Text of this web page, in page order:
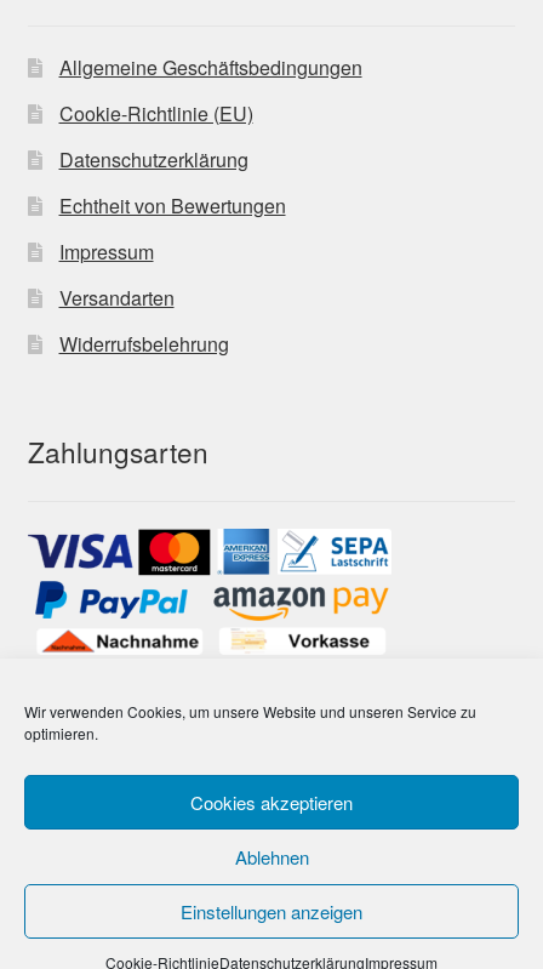
Wir verwenden Cookies, um unsere Website und unseren Service zu
optimieren.
Cookies akzeptieren
Ablehnen
Einstellungen anzeigen
Cookie-RichtlinieDatenschutzerklärungImpressum
Allgemeine Geschäftsbedingungen
Cookie-Richtlinie (EU)
Datenschutzerklärung
Echtheit von Bewertungen
Impressum
Versandarten
Widerrufsbelehrung
Zahlungsarten
© ExoSnacks - wir haben Insekten zum essen gern 2026
Datenschutzerklärung Erstellt mit Storefront &
0